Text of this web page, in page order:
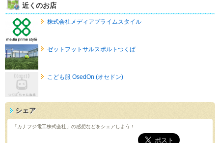
近くのお店
株式会社メディアプライムスタイル
ゼットフットサルスポルトつくば
こども服 OsedOn (オセドン)
シェア
「カナフジ電工株式会社」の感想などをシェアしよう！